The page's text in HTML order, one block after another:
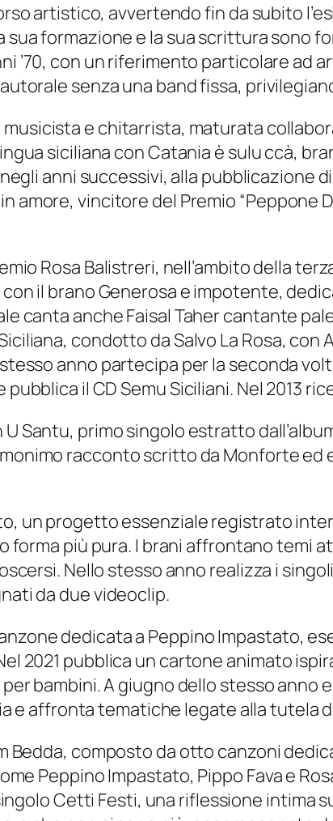
artistico, avvertendo fin da subito
sua formazione e la sua scrittura
’70, con un riferimento particolare ad
senza una band fissa,
e chitarrista, maturata
siciliana con Catania è sulu ccà,
anni successivi, alla pubblicazione
vincitore del Premio “Peppone
Rosa Balistreri, nell’ambito della
il brano Generosa e impotente,
canta anche Faisal Taher cantante
condotto da Salvo La Rosa, con
anno partecipa per la seconda
il CD Semu Siciliani. Nel 2013
Santu, primo singolo estratto
racconto scritto da Monforte
un progetto essenziale registrato
forma più pura. I brani affrontano temi
Nello stesso anno realizza i
da due videoclip.
dedicata a Peppino Impastato,
2021 pubblica un cartone animato
bambini. A giugno dello stesso anno
e affronta tematiche legate alla tutela
Bedda, composto da otto canzoni
Peppino Impastato, Pippo Fava e
Cetti Festi, una riflessione intima